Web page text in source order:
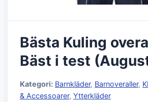
Bästa Kuling
Bäst i test
Kategori: Barnkläder, Barnoveraller,
& Accessoarer, Ytterkläder